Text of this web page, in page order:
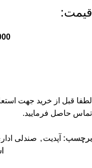
قیمت:
لطفا قبل از خرید جهت
تماس حاصل فرمایید.
برچسب: آپدیت , صندلی